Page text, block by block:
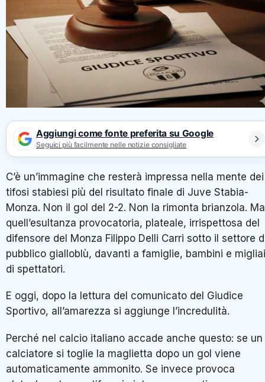
Aggiungi come fonte preferita su Google
Seguici più facilmente nelle notizie consigliate
C’è un’immagine che resterà impressa nella mente dei
tifosi stabiesi più del risultato finale di Juve Stabia-
Monza. Non il gol del 2-2. Non la rimonta brianzola. Ma
quell’esultanza provocatoria, plateale, irrispettosa del
difensore del Monza Filippo Delli Carri sotto il settore
pubblico gialloblù, davanti a famiglie, bambini e
di spettatori.
E oggi, dopo la lettura del comunicato del Giudice
Sportivo, all’amarezza si aggiunge l’incredulità.
Perché nel calcio italiano accade anche questo: se un
calciatore si toglie la maglietta dopo un gol viene
automaticamente ammonito. Se invece provoca